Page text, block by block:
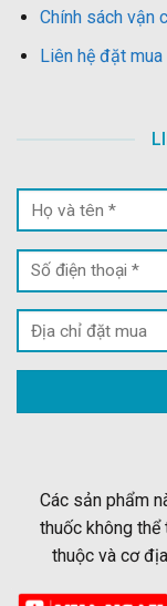
Chính sách vận
Liên hệ đặt mua
Các sản phẩm
thuốc không thể
thuộc và cơ